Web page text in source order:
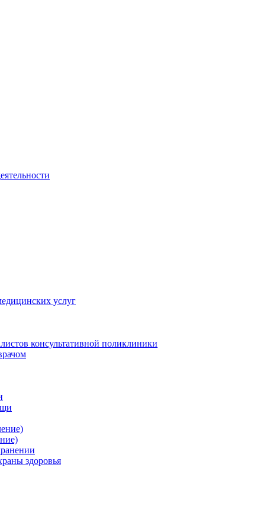
услуг
консультативной поликлиники
здоровья